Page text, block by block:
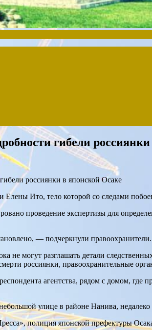
гибели
Елены Ито, тело которой со следами
проведение экспертизы для
— подчеркнули
не могут разглашать детали
россиянки, правоохранительные
агентства, рядом с домом, где
улице в районе Нанива,
полиция японской префектуры